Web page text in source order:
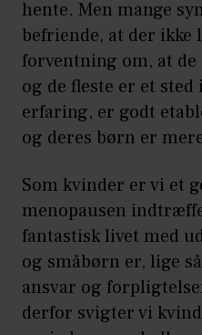
hente. Men mange
befriende, at der ikke
forventning om, at de
og de fleste er et
erfaring, er godt
og deres børn er
Som kvinder er vi et
menopausen
fantastisk livet med
og småbørn er, lige
ansvar og
derfor svigter vi